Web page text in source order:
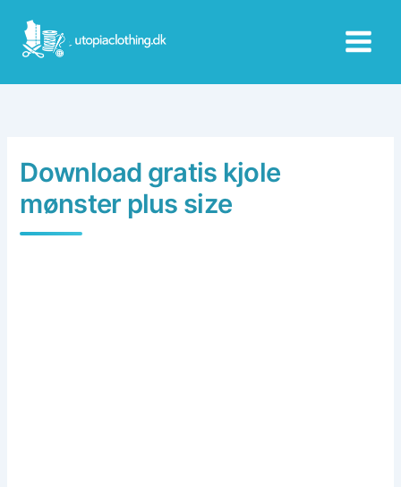
content
Download gratis kjole
mønster plus size